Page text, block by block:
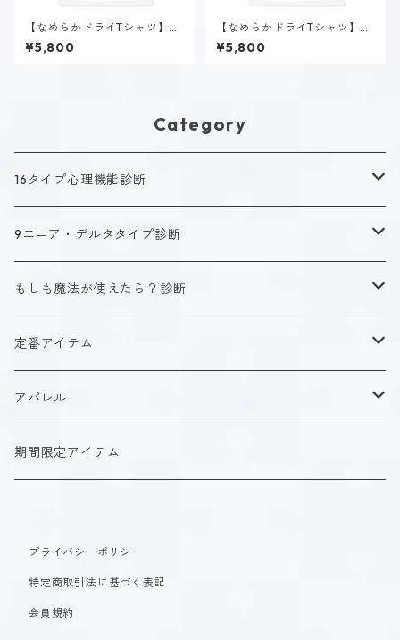
【なめらかドライTシャツ】タ
イプ８-統べる人（ホーリー）
｜ホワイト
¥5,800
【なめらかドライTシャツ】星
空 ノゾミ（INTJ）｜ホワイト
¥5,800
Category
16タイプ心理機能診断
キャラクタータイプ
ISTJ（新田 理央）
ISFJ（花園 明日香）
INFP（夜月 夢乃）
定番アイテム
アクリルストラップ
アクリルスタンド
9エニア・デルタタイプ診断
キャラクタータイプ
タイプ１-正す人
タイプ２-助ける人
ホーリーデザイン
ダークデザイン
定番アイテム
アクリルスタンド
マグカップ
もしも魔法が使えたら？診断
魔法スタイル
生命魔法~Vitality~
自然魔法~Elemental~
創造魔法~Genesis~
αシリーズ
βシリーズ
アクリルストラップ
アクリルスタンド
定番アイテム
アクリルストラップ
アクリルスタンド
アパレル
Tシャツ
パーカー
期間限定アイテム
プライバシーポリシー
特定商取引法に基づく表記
会員規約